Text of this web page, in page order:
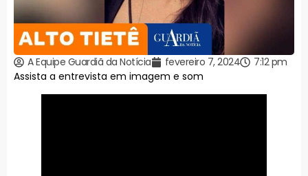
A Equipe Guardiã da Notícia fevereiro 7, 2024
7:12 pm
Assista a entrevista em imagem e som